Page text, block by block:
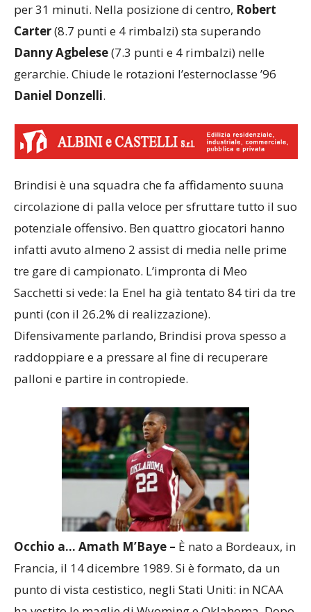
per 31 minuti. Nella posizione di centro, Robert
Carter(8.7 punti e 4 rimbalzi) sta superando
Danny Agbelese(7.3 punti e 4 rimbalzi) nelle
gerarchie. Chiude le rotazioni l’esternoclasse ’96
Daniel Donzelli.
Brindisi è una squadra che fa affidamento suuna
circolazione di palla veloce per sfruttare tutto il suo
potenziale offensivo. Ben quattro giocatori hanno
infatti avuto almeno 2 assist di media nelle prime
tre gare di campionato. L’impronta di Meo
Sacchetti si vede: la Enel ha già tentato 84 tiri da tre
punti (con il 26.2% di realizzazione).
Difensivamente parlando, Brindisi prova spesso a
raddoppiare e a pressare al fine di recuperare
palloni e partire in contropiede.
Occhio a… Amath M’Baye – È nato a Bordeaux, in
Francia, il 14 dicembre 1989. Si è formato, da un
punto di vista cestistico, negli Stati Uniti: in NCAA